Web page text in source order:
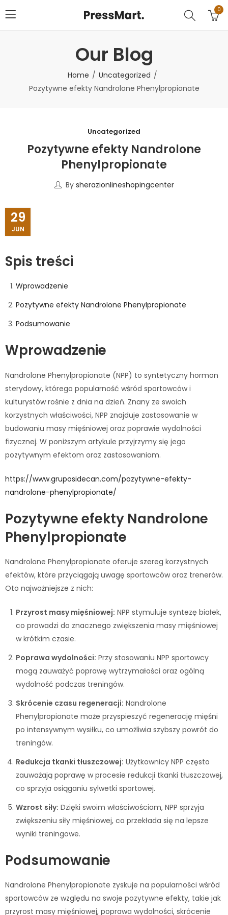
0
Our Blog
Home
Uncategorized
Pozytywne efekty Nandrolone Phenylpropionate
Uncategorized
Pozytywne efekty Nandrolone
Phenylpropionate
By sherazionlineshopingcenter
29
JUN
Spis treści
Wprowadzenie
Pozytywne efekty Nandrolone Phenylpropionate
Podsumowanie
Wprowadzenie
Nandrolone Phenylpropionate (NPP) to syntetyczny hormon
sterydowy, którego popularność wśród sportowców i
kulturystów rośnie z dnia na dzień. Znany ze swoich
korzystnych właściwości, NPP znajduje zastosowanie w
budowaniu masy mięśniowej oraz poprawie wydolności
fizycznej. W poniższym artykule przyjrzymy się jego
pozytywnym efektom oraz zastosowaniom.
https://www.gruposidecan.com/pozytywne-efekty-
nandrolone-phenylpropionate/
Pozytywne efekty Nandrolone
Phenylpropionate
Nandrolone Phenylpropionate oferuje szereg korzystnych
efektów, które przyciągają uwagę sportowców oraz trenerów.
Oto najważniejsze z nich:
Przyrost masy mięśniowej: NPP stymuluje syntezę białek,
co prowadzi do znacznego zwiększenia masy mięśniowej
w krótkim czasie.
Poprawa wydolności: Przy stosowaniu NPP sportowcy
mogą zauważyć poprawę wytrzymałości oraz ogólną
wydolność podczas treningów.
Skrócenie czasu regeneracji: Nandrolone
Phenylpropionate może przyspieszyć regenerację mięśni
po intensywnym wysiłku, co umożliwia szybszy powrót do
treningów.
Redukcja tkanki tłuszczowej: Użytkownicy NPP często
zauważają poprawę w procesie redukcji tkanki tłuszczowej,
co sprzyja osiąganiu sylwetki sportowej.
Wzrost siły: Dzięki swoim właściwościom, NPP sprzyja
zwiększeniu siły mięśniowej, co przekłada się na lepsze
wyniki treningowe.
Podsumowanie
Nandrolone Phenylpropionate zyskuje na popularności wśród
sportowców ze względu na swoje pozytywne efekty, takie jak
przyrost masy mięśniowej, poprawa wydolności, skrócenie